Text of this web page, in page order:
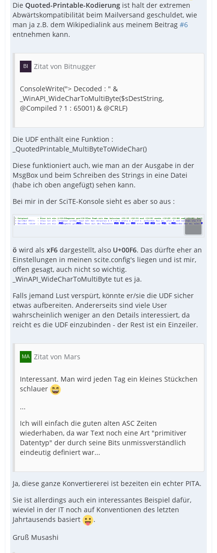
Die Quoted-Printable-Kodierung ist halt der extremen
Abwärtskompatibilität beim Mailversand geschuldet, wie
man ja z.B. dem Wikipedialink aus meinem Beitrag #6
entnehmen kann.
Zitat von Bitnugger
ConsoleWrite("> Decoded : " &
_WinAPI_WideCharToMultiByte($sDestString,
@Compiled ? 1 : 65001) & @CRLF)
Die UDF enthält eine Funktion :
_QuotedPrintable_MultiByteToWideChar()
Diese funktioniert auch, wie man an der Ausgabe in der
MsgBox und beim Schreiben des Strings in eine Datei
(habe ich oben angefügt) sehen kann.
Bei mir in der SciTE-Konsole sieht es aber so aus :
ö wird als xF6 dargestellt, also U+00F6. Das dürfte eher an
Einstellungen in meinen scite.config's liegen und ist mir,
offen gesagt, auch nicht so wichtig.
_WinAPI_WideCharToMultiByte tut es ja.
Falls jemand Lust verspürt, könnte er/sie die UDF sicher
etwas aufbereiten. Andererseits sind viele User
wahrscheinlich weniger an den Details interessiert, da
reicht es die UDF einzubinden - der Rest ist ein Einzeiler.
Zitat von Mars
Interessant. Man wird jeden Tag ein kleines Stückchen
schlauer
...
Ich will einfach die guten alten ASC Zeiten
wiederhaben, da war Text noch eine Art "primitiver
Datentyp" der durch seine Bits unmissverständlich
eindeutig definiert war...
Ja, diese ganze Konvertiererei ist bezeiten ein echter PITA.
Sie ist allerdings auch ein interessantes Beispiel dafür,
wieviel in der IT noch auf Konventionen des letzten
Jahrtausends basiert
.
Gruß Musashi